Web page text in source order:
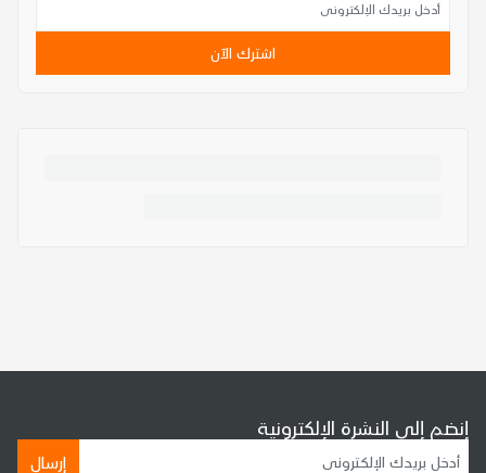
اشترك الآن
إنضم إلى النشرة الإلكترونية
إرسال